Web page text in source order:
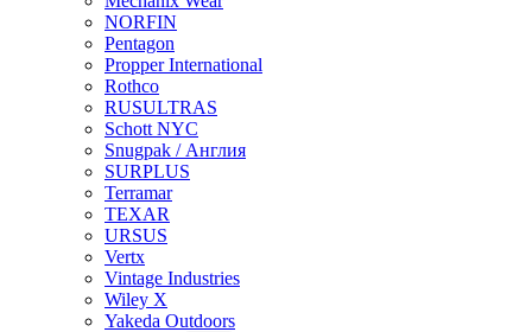
NORFIN
Pentagon
Propper International
Rothco
RUSULTRAS
Schott NYC
Snugpak / Англия
SURPLUS
Terramar
TEXAR
URSUS
Vertx
Vintage Industries
Wiley X
Yakeda Outdoors